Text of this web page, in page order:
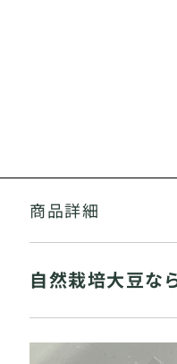
商品詳細
自然栽培大豆な